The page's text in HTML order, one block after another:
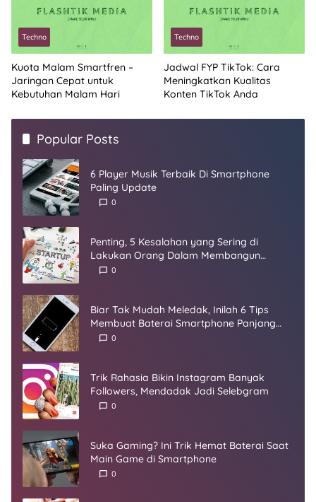
Techno
Kuota Malam Smartfren –
Jaringan Cepat untuk
Kebutuhan Malam Hari
Techno
Jadwal FYP TikTok: Cara
Meningkatkan Kualitas
Konten TikTok Anda
Popular Posts
6 Player Musik Terbaik Di Smartphone
Paling Update
0
Penting, 5 Kesalahan yang Sering di
Lakukan Orang Dalam Membangun
Startup
0
Biar Tak Mudah Meledak, Inilah 6 Tips
Membuat Baterai Smartphone Panjang
Umur
0
Trik Rahasia Bikin Instagram Banyak
Followers, Mendadak Jadi Selebgram
0
Suka Gaming? Ini Trik Hemat Baterai Saat
Main Game di Smartphone
0